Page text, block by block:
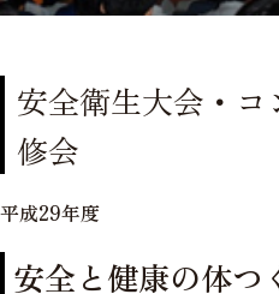
安全衛生大会・
修会
平成29年度
安全と健康の体つ